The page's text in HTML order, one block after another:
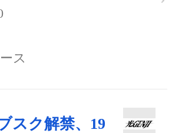
ス
スク解禁、19